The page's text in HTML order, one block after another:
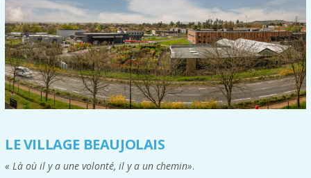
LE VILLAGE BEAUJOLAIS
« Là où il y a une volonté, il y a un chemin».